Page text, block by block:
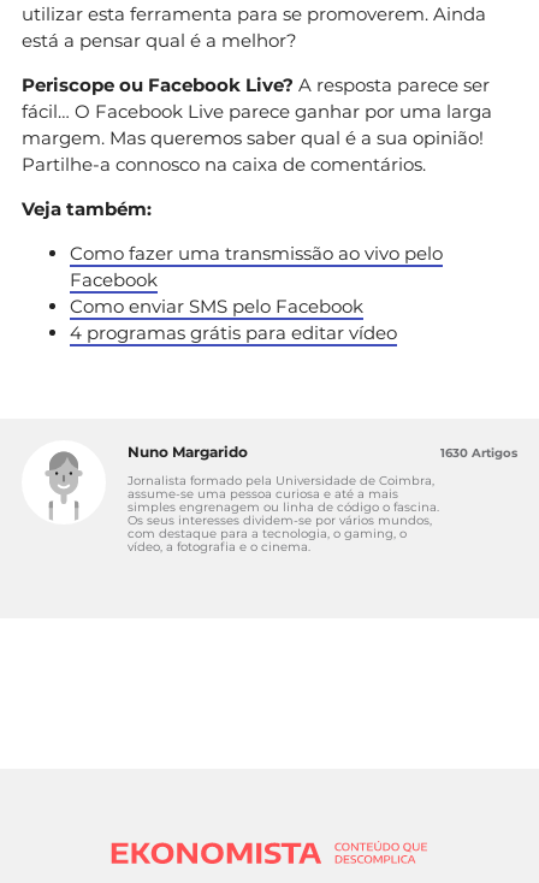
utilizar esta ferramenta para se promoverem. Ainda
está a pensar qual é a melhor?
Periscope ou Facebook Live? A resposta parece ser
fácil… O Facebook Live parece ganhar por uma larga
margem. Mas queremos saber qual é a sua opinião!
Partilhe-a connosco na caixa de comentários.
Veja também:
Como fazer uma transmissão ao vivo pelo
Facebook
Como enviar SMS pelo Facebook​
4 programas grátis para editar vídeo​
Nuno Margarido
Jornalista formado pela Universidade de Coimbra,
assume-se uma pessoa curiosa e até a mais
simples engrenagem ou linha de código o fascina.
Os seus interesses dividem-se por vários mundos,
com destaque para a tecnologia, o gaming, o
vídeo, a fotografia e o cinema.
1630 Artigos